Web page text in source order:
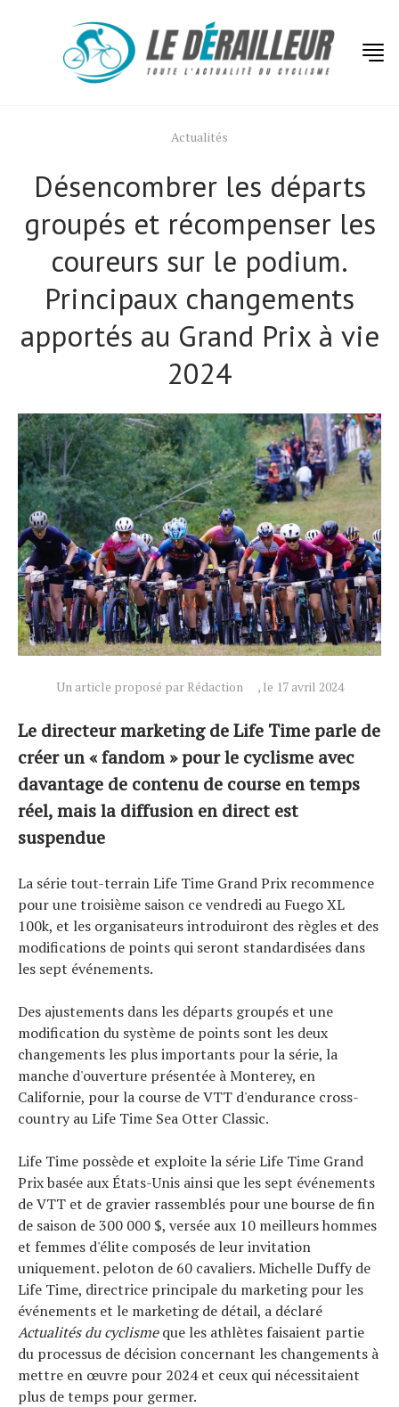
Actualités
Désencombrer les départs
groupés et récompenser les
coureurs sur le podium.
Principaux changements
apportés au Grand Prix à vie
2024
Un article proposé par Rédaction , le 17 avril 2024
Le directeur marketing de Life Time parle de
créer un « fandom » pour le cyclisme avec
davantage de contenu de course en temps
réel, mais la diffusion en direct est
suspendue
La série tout-terrain Life Time Grand Prix recommence
pour une troisième saison ce vendredi au Fuego XL
100k, et les organisateurs introduiront des règles et des
modifications de points qui seront standardisées dans
les sept événements.
Des ajustements dans les départs groupés et une
modification du système de points sont les deux
changements les plus importants pour la série, la
manche d'ouverture présentée à Monterey, en
Californie, pour la course de VTT d'endurance cross-
country au Life Time Sea Otter Classic.
Life Time possède et exploite la série Life Time Grand
Prix basée aux États-Unis ainsi que les sept événements
de VTT et de gravier rassemblés pour une bourse de fin
de saison de 300 000 $, versée aux 10 meilleurs hommes
et femmes d'élite composés de leur invitation
uniquement. peloton de 60 cavaliers. Michelle Duffy de
Life Time, directrice principale du marketing pour les
événements et le marketing de détail, a déclaré
Actualités du cyclismeque les athlètes faisaient partie
du processus de décision concernant les changements à
mettre en œuvre pour 2024 et ceux qui nécessitaient
plus de temps pour germer.
Actualités
Technologies
Tests de produits
Tous nos articles
À propos